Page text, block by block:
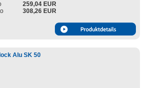
259,04 EUR
308,26 EUR
Alu SK 50